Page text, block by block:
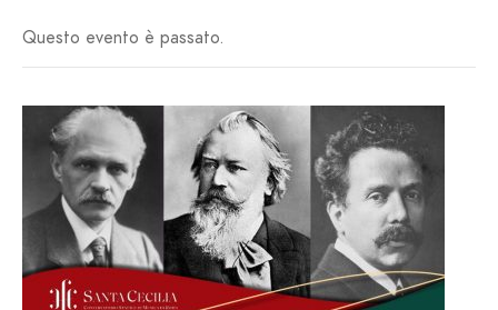
Questo evento è passato.